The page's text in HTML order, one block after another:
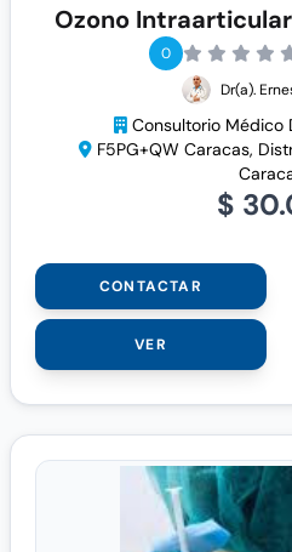
Ozono Intraarticular
0
Dr(a).
Consultorio Médico
F5PG+QW Caracas,
$
CONTACTAR
VER